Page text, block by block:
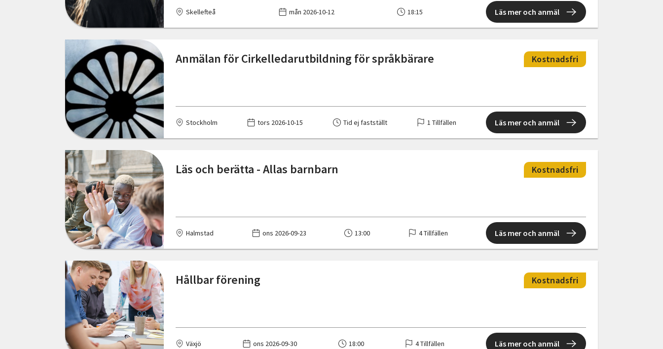
Uppsala
Vellinge
Vetlanda
Västerås
Ystad
Örebro
Östersund
Skellefteå mån 2026-10-12 18:15 Läs mer och anmäl
Anmälan för Cirkelledarutbildning för språkbärare Kostnadsfri
Stockholm tors 2026-10-15 Tid ej fastställt 1 Tillfällen Läs mer och anmäl
Läs och berätta - Allas barnbarn Kostnadsfri
Halmstad ons 2026-09-23 13:00 4 Tillfällen Läs mer och anmäl
Hållbar förening Kostnadsfri
Växjö ons 2026-09-30 18:00 4 Tillfällen Läs mer och anmäl